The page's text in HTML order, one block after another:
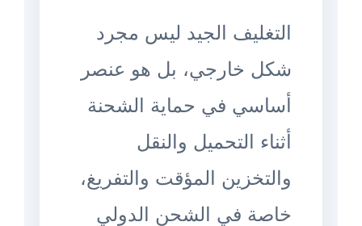
التغليف الجيد ليس مجرد
شكل خارجي، بل هو عنصر
أساسي في حماية الشحنة
أثناء التحميل والنقل
والتخزين المؤقت والتفريغ،
خاصة في الشحن الدولي